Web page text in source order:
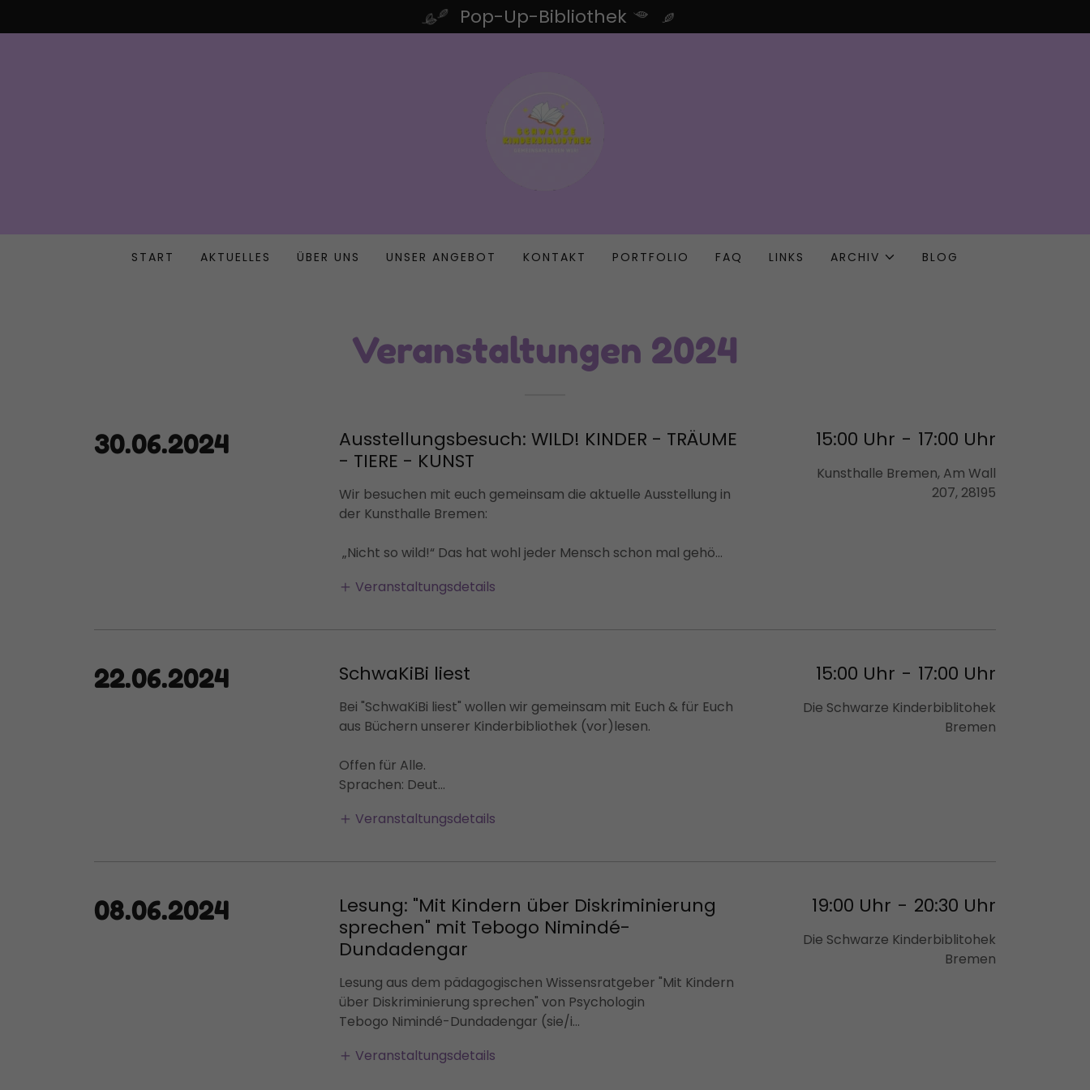
Pop-Up-Bibliothek
START AKTUELLES ÜBER UNS UNSER ANGEBOT KONTAKT PORTFOLIO FAQ LINKS ARCHIV BLOG
Veranstaltungen 2024
30.06.2024
Ausstellungsbesuch: WILD! KINDER - TRÄUME
- TIERE - KUNST
Wir besuchen mit euch gemeinsam die aktuelle Ausstellung in
der Kunsthalle Bremen:
„Nicht so wild!“ Das hat wohl jeder Mensch schon mal gehö...
Veranstaltungsdetails
15:00 Uhr - 17:00 Uhr
Kunsthalle Bremen, Am Wall
207, 28195
22.06.2024 SchwaKiBi liest
Bei "SchwaKiBi liest" wollen wir gemeinsam mit Euch & für Euch
aus Büchern unserer Kinderbibliothek (vor)lesen.
Offen für Alle.
Sprachen: Deut...
Veranstaltungsdetails
15:00 Uhr - 17:00 Uhr
Die Schwarze Kinderbiblitohek
Bremen
08.06.2024
Lesung: "Mit Kindern über Diskriminierung
sprechen" mit Tebogo Nimindé-
Dundadengar
Lesung aus dem pädagogischen Wissensratgeber "Mit Kindern
über Diskriminierung sprechen" von Psychologin
Tebogo Nimindé-Dundadengar (sie/i...
Veranstaltungsdetails
19:00 Uhr - 20:30 Uhr
Die Schwarze Kinderbiblitohek
Bremen